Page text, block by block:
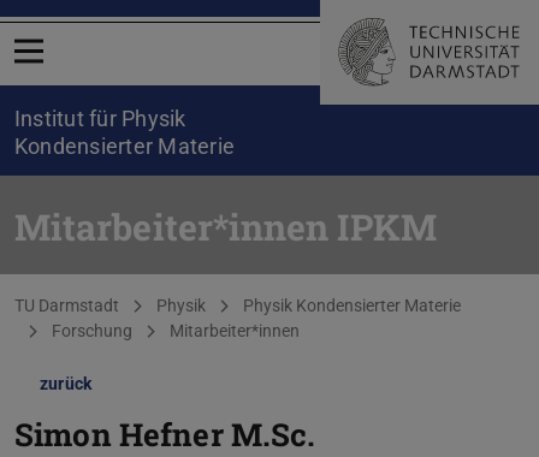
Menü öffnen
Institut für Physik
Kondensierter Materie
Mitarbeiter*innen IPKM
Sie befinden sich hier:
TU Darmstadt Physik
Physik Kondensierter Materie
Forschung
Mitarbeiter*innen
zurück
Simon HefnerM.Sc.